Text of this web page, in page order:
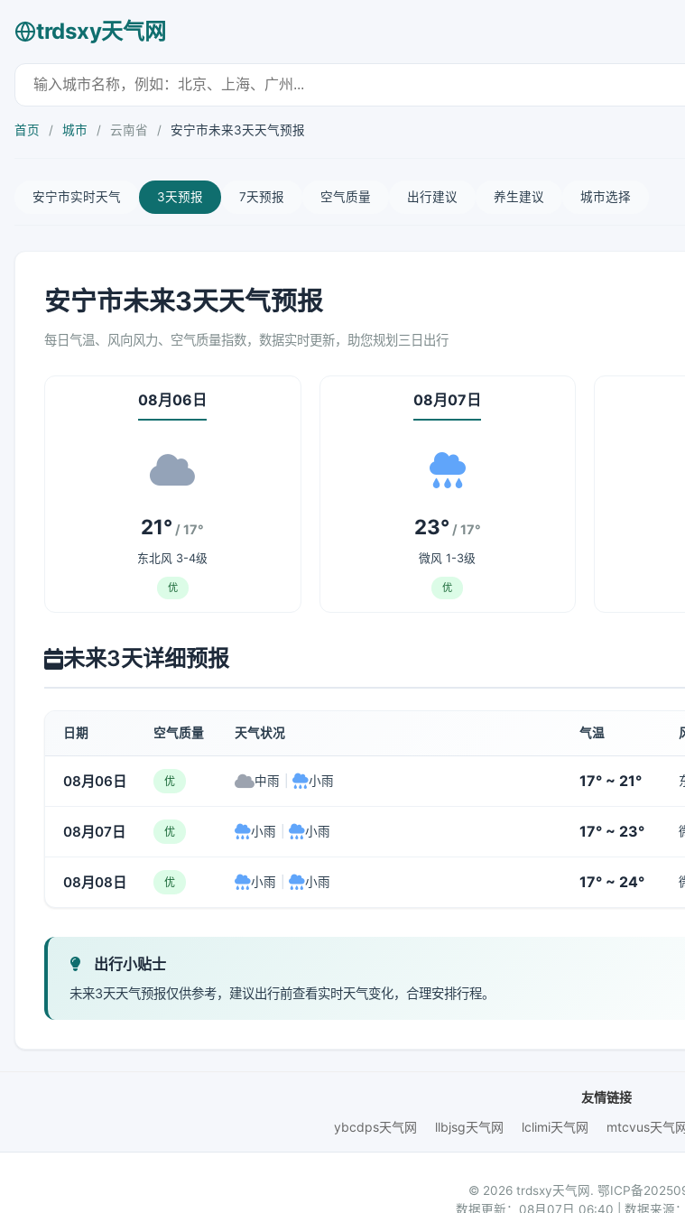
trdsxy天气网
首页 / 城市 / 云南省 / 安宁市未来3天天气预报
安宁市实时天气 3天预报 7天预报 空气质量 出行建议 养生建议 城市选择
安宁市未来3天天气预报
每日气温、风向风力、空气质量指数，数据实时更新，助您规划三日出行
08月06日
21° / 17°
东北风 3-4级
优
08月07日
23° / 17°
微风 1-3级
优
未来3天详细预报
日期 空气质量 天气状况 气温
08月06日 优 中雨 小雨 17° ~ 21°
08月07日 优 小雨 小雨 17° ~ 23°
08月08日 优 小雨 小雨 17° ~ 24°
出行小贴士
未来3天天气预报仅供参考，建议出行前查看实时天气变化，合理安排行程。
友情链接
ybcdps天气网
llbjsg天气网 lclimi天气网 mtcvus天气
© 2026 trdsxy天气网. 鄂ICP备
数据更新：08月07日 06:40 | 数据来源